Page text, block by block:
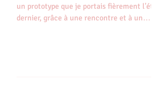
un prototype que je portais fièrement l'été
dernier, grâce à une rencontre et à un